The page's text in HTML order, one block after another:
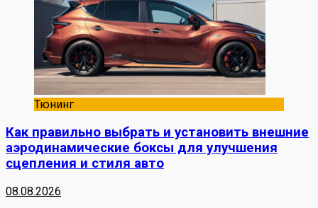
Тюнинг
Как правильно выбрать и установить внешние
аэродинамические боксы для улучшения
сцепления и стиля авто
08.08.2026